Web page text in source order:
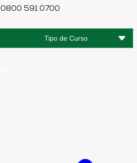
0800 591 0700